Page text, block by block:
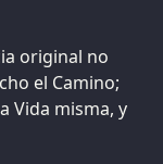
original no
el Camino;
Vida misma, y